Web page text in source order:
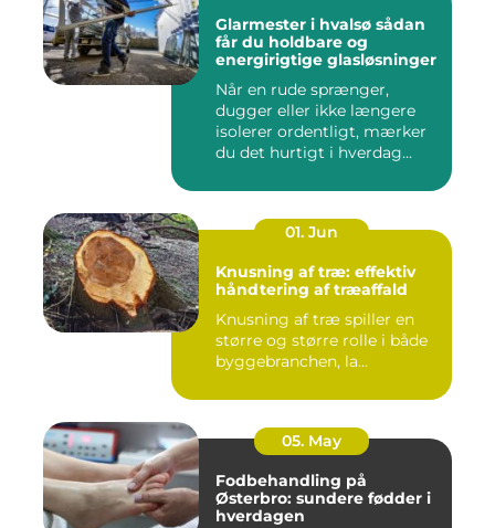
Glarmester i hvalsø sådan
får du holdbare og
energirigtige glasløsninger
Når en rude sprænger,
dugger eller ikke længere
isolerer ordentligt, mærker
du det hurtigt i hverdag...
01. Jun
Knusning af træ: effektiv
håndtering af træaffald
Knusning af træ spiller en
større og større rolle i både
byggebranchen, la...
05. May
Fodbehandling på
Østerbro: sundere fødder i
hverdagen